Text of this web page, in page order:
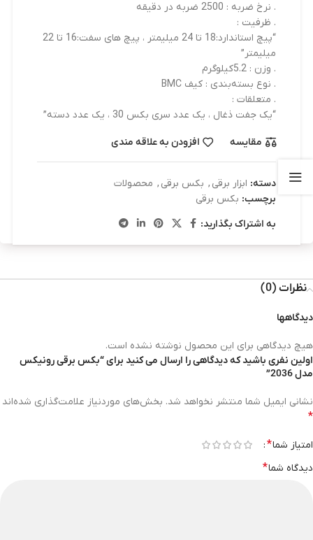
. نرخ ضربه : 2500 ضربه در دقیقه
. ظرفیت :
“پیچ استاندارد:18 تا 24 میلیمتر ، پیچ های سفت:16 تا 22
میلیمتر”
. وزن : 5.2کیلوگرم
. نوع بسته‌بندی : کیف BMC
. متعلقات :
“یک جفت ذغال ، یک عدد سری بکس 30 ، یک عدد دسته”
مقایسه افزودن به علاقه مندی
دسته: ابزار برقی , بکس برقی , محصولات
برچسب: بکس برقی
به اشتراک بگذارید:
نظرات (0)
دیدگاهها
هیچ دیدگاهی برای این محصول نوشته نشده است.
اولین نفری باشید که دیدگاهی را ارسال می کنید برای “بکس برقی رونیکس
مدل 2036”
نشانی ایمیل شما منتشر نخواهد شد. بخش‌های موردنیاز علامت‌گذاری شده‌اند
*
امتیاز شما*
دیدگاه شما*